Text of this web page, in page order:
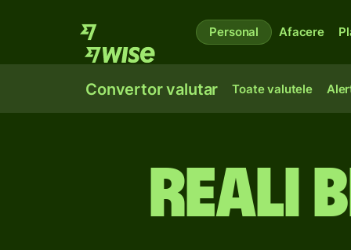
Personal Afacere
Convertor valutar Toate valutele
Reali